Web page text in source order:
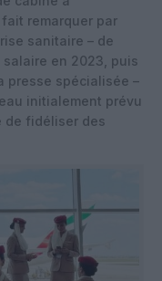
fait remarquer par
sanitaire – de
salaire en 2023, puis
presse spécialisée –
initialement prévu
de fidéliser des